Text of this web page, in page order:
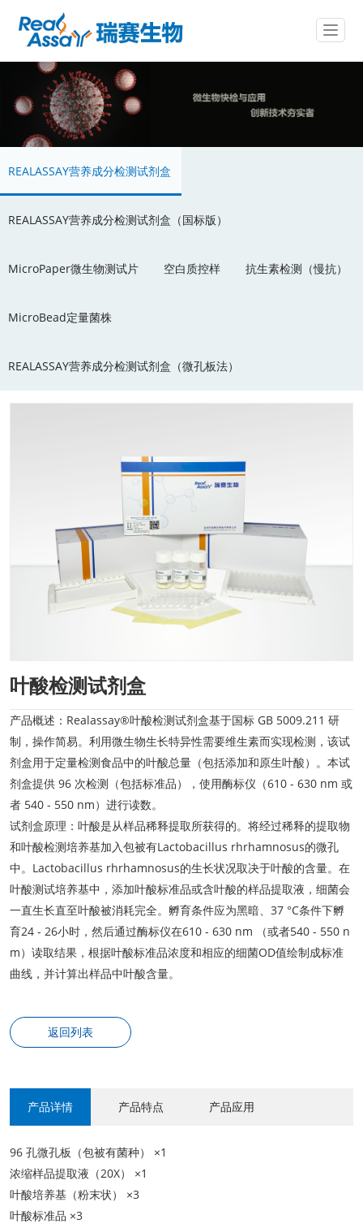
T
o
g
a
n
REALASSAY营养成分检测试剂盒
REALASSAY营养成分检测试剂盒（国标版）
MicroPaper微生物测试片 空白质控样 抗生素检测（慢抗）
MicroBead定量菌株
REALASSAY营养成分检测试剂盒（微孔板法）
叶酸检测试剂盒
产品概述：Realassay®叶酸检测试剂盒基于国标 GB 5009.211 研
制，操作简易。利用微生物生长特异性需要维生素而实现检测，该试
剂盒用于定量检测食品中的叶酸总量（包括添加和原生叶酸）。本试
剂盒提供 96 次检测（包括标准品），使用酶标仪（610 - 630 nm 或
者 540 - 550 nm）进行读数。
试剂盒原理：叶酸是从样品稀释提取所获得的。将经过稀释的提取物
和叶酸检测培养基加入包被有Lactobacillus rhrhamnosus的微孔
中。Lactobacillus rhrhamnosus的生长状况取决于叶酸的含量。在
叶酸测试培养基中，添加叶酸标准品或含叶酸的样品提取液，细菌会
一直生长直至叶酸被消耗完全。孵育条件应为黑暗、37 °C条件下孵
育24 - 26小时，然后通过酶标仪在610 - 630 nm （或者540 - 550 n
m）读取结果，根据叶酸标准品浓度和相应的细菌OD值绘制成标准
曲线，并计算出样品中叶酸含量。
返回列表
产品详情 产品特点 产品应用
96 孔微孔板（包被有菌种） ×1
浓缩样品提取液（20X） ×1
叶酸培养基（粉末状） ×3
叶酸标准品 ×3